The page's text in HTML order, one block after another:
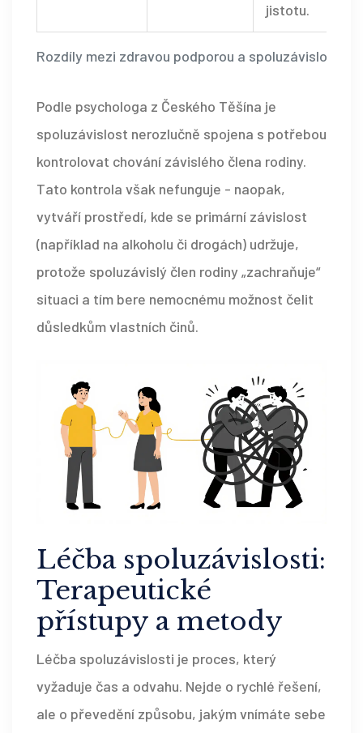
Rozdíly mezi zdravou podporou a spoluzávislostí
jistotu.
Podle psychologa z Českého Těšína je
spoluzávislost nerozlučně spojena s potřebou
kontrolovat chování závislého člena rodiny.
Tato kontrola však nefunguje - naopak,
vytváří prostředí, kde se primární závislost
(například na alkoholu či drogách) udržuje,
protože spoluzávislý člen rodiny „zachraňuje“
situaci a tím bere nemocnému možnost čelit
důsledkům vlastních činů.
Léčba spoluzávislosti:
Terapeutické
přístupy a metody
Léčba spoluzávislosti je proces, který
vyžaduje čas a odvahu. Nejde o rychlé řešení,
ale o převedění způsobu, jakým vnímáte sebe